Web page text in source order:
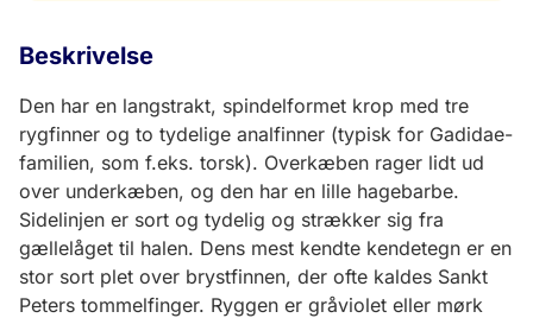
Beskrivelse
Den har en langstrakt, spindelformet krop med tre
rygfinner og to tydelige analfinner (typisk for Gadidae-
familien, som f.eks. torsk). Overkæben rager lidt ud
over underkæben, og den har en lille hagebarbe.
Sidelinjen er sort og tydelig og strækker sig fra
gællelåget til halen. Dens mest kendte kendetegn er en
stor sort plet over brystfinnen, der ofte kaldes Sankt
Peters tommelfinger. Ryggen er gråviolet eller mørk